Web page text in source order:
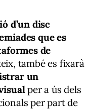
d’un disc
que es
de
també es fixarà
un
per a ús dels
per part de